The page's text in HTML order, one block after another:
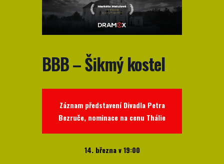
BBB – Šikmý kostel
Záznam představení Divadla Petra
Bezruče, nominace na cenu Thálie
14. března v 19:00